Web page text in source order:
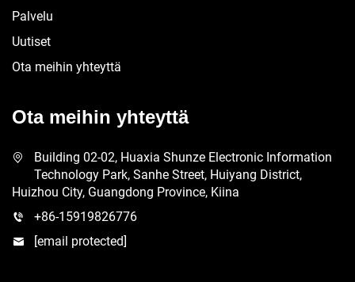
Palvelu
Uutiset
Ota meihin yhteyttä
Ota meihin yhteyttä
Building 02-02, Huaxia Shunze Electronic Information
Technology Park, Sanhe Street, Huiyang District,
Huizhou City, Guangdong Province, Kiina
+86-15919826776
[email protected]